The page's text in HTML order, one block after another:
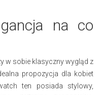
na co
w sobie klasyczny wygląd z
propozycja dla kobiet
ten posiada stylowy,